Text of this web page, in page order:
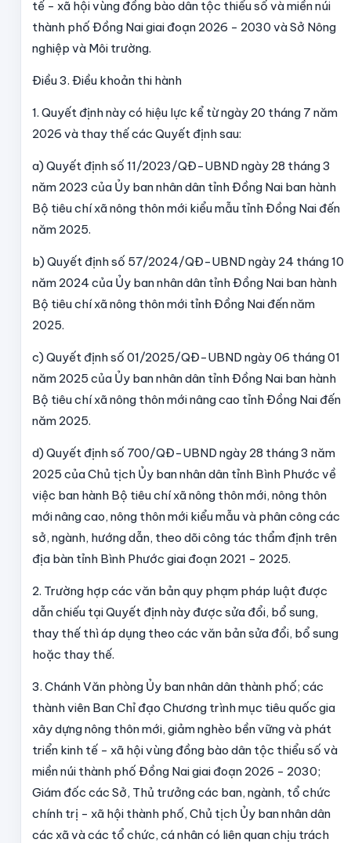
tế - xã hội vùng đồng bào dân tộc thiểu số và miền núi
thành phố Đồng Nai giai đoạn 2026 - 2030 và Sở Nông
nghiệp và Môi trường.
Điều 3. Điều khoản thi hành
1. Quyết định này có hiệu lực kể từ ngày 20 tháng 7 năm
2026 và thay thế các Quyết định sau:
a) Quyết định số 11/2023/QĐ-UBND ngày 28 tháng 3
năm 2023 của Ủy ban nhân dân tỉnh Đồng Nai ban hành
Bộ tiêu chí xã nông thôn mới kiểu mẫu tỉnh Đồng Nai đến
năm 2025.
b) Quyết định số 57/2024/QĐ-UBND ngày 24 tháng 10
năm 2024 của Ủy ban nhân dân tỉnh Đồng Nai ban hành
Bộ tiêu chí xã nông thôn mới tỉnh Đồng Nai đến năm
2025.
c) Quyết định số 01/2025/QĐ-UBND ngày 06 tháng 01
năm 2025 của Ủy ban nhân dân tỉnh Đồng Nai ban hành
Bộ tiêu chí xã nông thôn mới nâng cao tỉnh Đồng Nai đến
năm 2025.
d) Quyết định số 700/QĐ-UBND ngày 28 tháng 3 năm
2025 của Chủ tịch Ủy ban nhân dân tỉnh Bình Phước về
việc ban hành Bộ tiêu chí xã nông thôn mới, nông thôn
mới nâng cao, nông thôn mới kiểu mẫu và phân công các
sở, ngành, hướng dẫn, theo dõi công tác thẩm định trên
địa bàn tỉnh Bình Phước giai đoạn 2021 - 2025.
2. Trường hợp các văn bản quy phạm pháp luật được
dẫn chiếu tại Quyết định này được sửa đổi, bổ sung,
thay thế thì áp dụng theo các văn bản sửa đổi, bổ sung
hoặc thay thế.
3. Chánh Văn phòng Ủy ban nhân dân thành phố; các
thành viên Ban Chỉ đạo Chương trình mục tiêu quốc gia
xây dựng nông thôn mới, giảm nghèo bền vững và phát
triển kinh tế - xã hội vùng đồng bào dân tộc thiểu số và
miền núi thành phố Đồng Nai giai đoạn 2026 - 2030;
Giám đốc các Sở, Thủ trưởng các ban, ngành, tổ chức
chính trị - xã hội thành phố, Chủ tịch Ủy ban nhân dân
các xã và các tổ chức, cá nhân có liên quan chịu trách